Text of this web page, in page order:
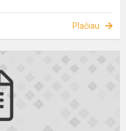
Plačiau